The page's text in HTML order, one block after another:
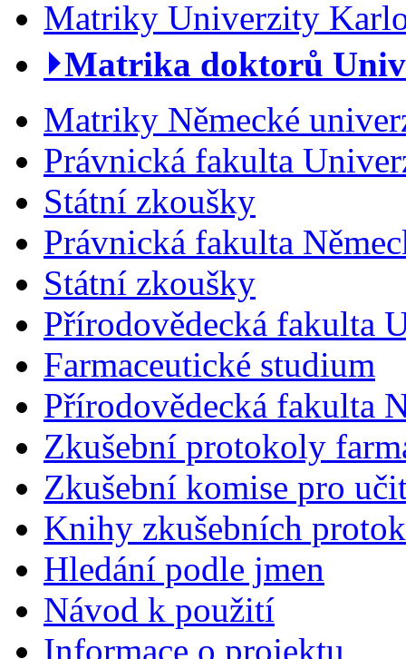
Matriky Univerzity
⏵Matrika doktorů
Matriky Německé
Právnická fakulta
Státní zkoušky
Právnická fakulta
Státní zkoušky
Přírodovědecká fakulta
Farmaceutické studium
Přírodovědecká fakulta
Zkušební protokoly
Zkušební komise pro
Knihy zkušebních
Hledání podle jmen
Návod k použití
Informace o projektu